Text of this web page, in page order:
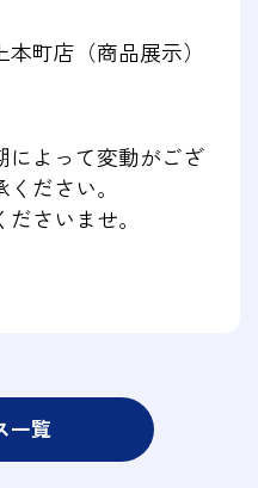
町店（商品展示）
よって変動がござ
ださい。
さいませ。
一覧